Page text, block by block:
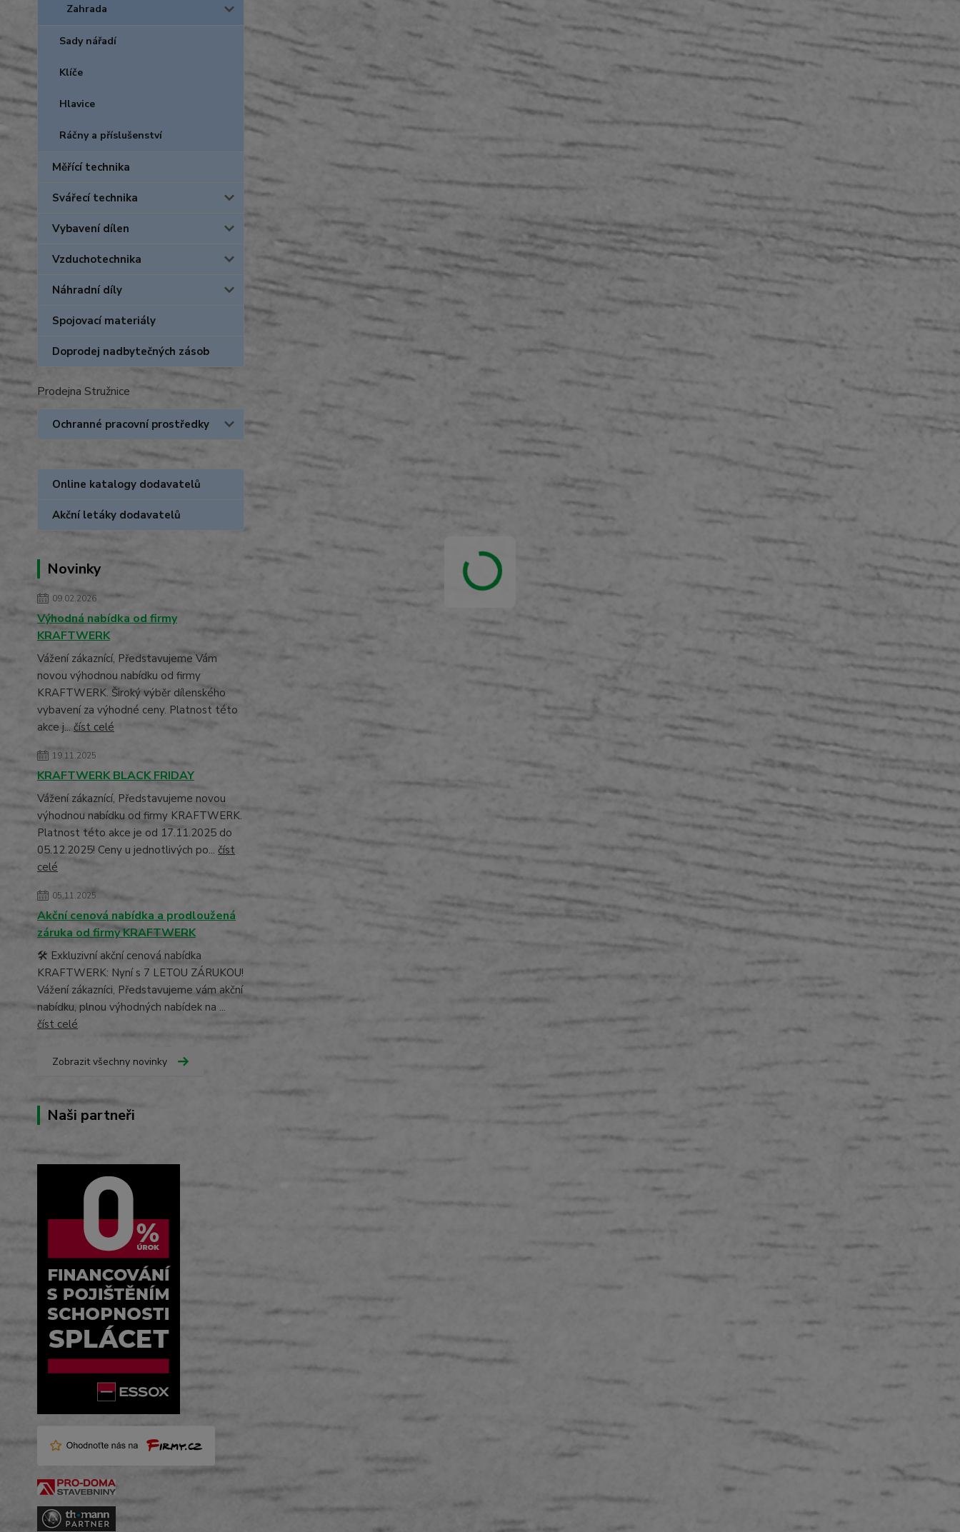
Zahrada
Sady nářadí
Klíče
Hlavice
Ráčny a příslušenství
Měřící technika
Svářecí technika
Vybavení dílen
Vzduchotechnika
Náhradní díly
Spojovací materiály
Doprodej nadbytečných zásob
Prodejna Stružnice
Ochranné pracovní prostředky
Online katalogy dodavatelů
Akční letáky dodavatelů
Novinky
09.02.2026
Výhodná nabídka od firmy
KRAFTWERK
Vážení zákaznící, Představujeme Vám
novou výhodnou nabídku od firmy
KRAFTWERK. Široký výběr dílenského
vybavení za výhodné ceny. Platnost této
akce j... číst celé
19.11.2025
KRAFTWERK BLACK FRIDAY
Vážení zákaznící, Představujeme novou
výhodnou nabídku od firmy KRAFTWERK.
Platnost této akce je od 17.11.2025 do
05.12.2025! Ceny u jednotlivých po... číst
celé
05.11.2025
Akční cenová nabídka a prodloužená
záruka od firmy KRAFTWERK
🛠️ Exkluzivní akční cenová nabídka
KRAFTWERK: Nyní s 7 LETOU ZÁRUKOU!
Vážení zákazníci, Představujeme vám akční
nabídku, plnou výhodných nabídek na ...
číst celé
Zobrazit všechny novinky
Naši partneři